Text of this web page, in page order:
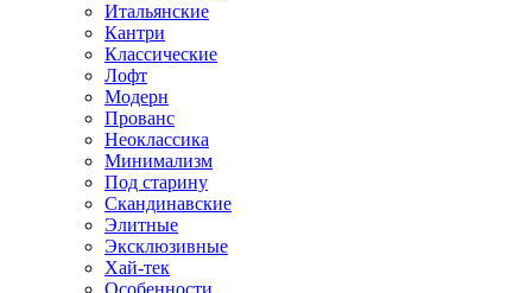
Итальянские
Кантри
Классические
Лофт
Модерн
Прованс
Неоклассика
Минимализм
Под старину
Скандинавские
Элитные
Эксклюзивные
Хай-тек
Особенности